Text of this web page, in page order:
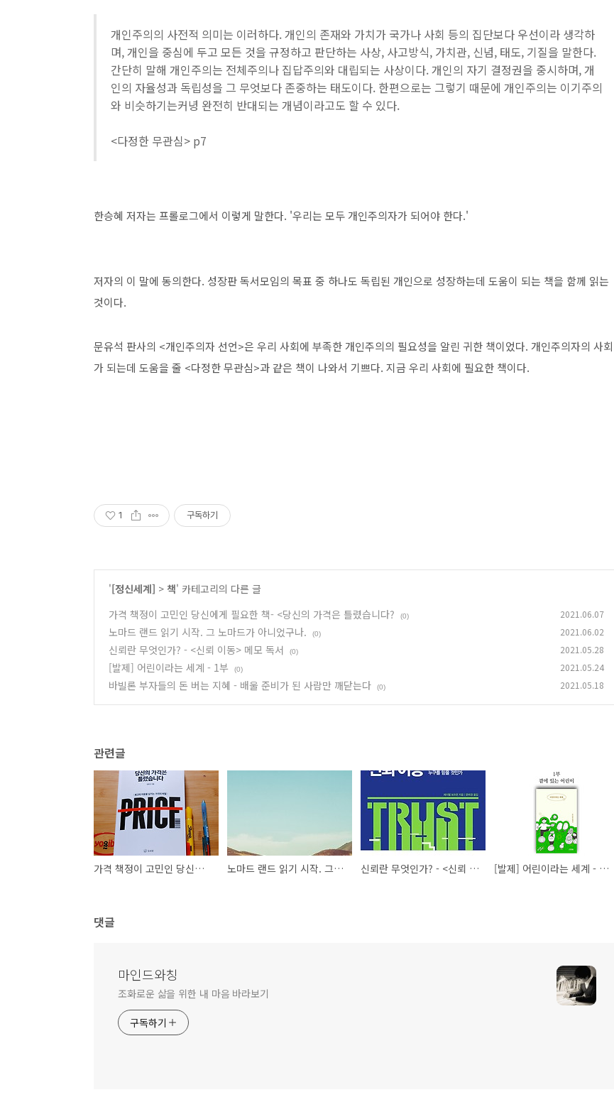
개인주의의 사전적 의미는 이러하다. 개인의 존재와 가치가 국가나 사회 등의 집단보다 우선이라 생각하
며, 개인을 중심에 두고 모든 것을 규정하고 판단하는 사상, 사고방식, 가치관, 신념, 태도, 기질을 말한다.
간단히 말해 개인주의는 전체주의나 집답주의와 대립되는 사상이다. 개인의 자기 결정권을 중시하며, 개
인의 자율성과 독립성을 그 무엇보다 존중하는 태도이다. 한편으로는 그렇기 때문에 개인주의는 이기주의
와 비슷하기는커녕 완전히 반대되는 개념이라고도 할 수 있다.
<다정한 무관심> p7
한승혜 저자는 프롤로그에서 이렇게 말한다. '우리는 모두 개인주의자가 되어야 한다.'
저자의 이 말에 동의한다. 성장판 독서모임의 목표 중 하나도 독립된 개인으로 성장하는데 도움이 되는 책을 함께 읽는
것이다.
문유석 판사의 <개인주의자 선언>은 우리 사회에 부족한 개인주의의 필요성을 알린 귀한 책이었다. 개인주의자의 사회
가 되는데 도움을 줄 <다정한 무관심>과 같은 책이 나와서 기쁘다. 지금 우리 사회에 필요한 책이다.
1 구독하기
'[정신세계] > 책' 카테고리의 다른 글
가격 책정이 고민인 당신에게 필요한 책- <당신의 가격은 틀렸습니다?
(0) 2021.06.07
노마드 랜드 읽기 시작. 그 노마드가 아니었구나. (0) 2021.06.02
신뢰란 무엇인가? - <신뢰 이동> 메모 독서 (0) 2021.05.28
[발제] 어린이라는 세계 - 1부 (0) 2021.05.24
바빌론 부자들의 돈 버는 지혜 - 배울 준비가 된 사람만 깨닫는다 (0) 2021.05.18
관련글
가격 책정이 고민인 당신에게 필요한 책- <당신의 가격은 틀렸습니다? 노마드 랜드 읽기 시작. 그 노마드가 아니었구나. 신뢰란 무엇인가? - <신뢰 이동> 메모 독서 [발제] 어린이라는 세계 - 1부
댓글
마인드와칭
조화로운 삶을 위한 내 마음 바라보기
구독하기